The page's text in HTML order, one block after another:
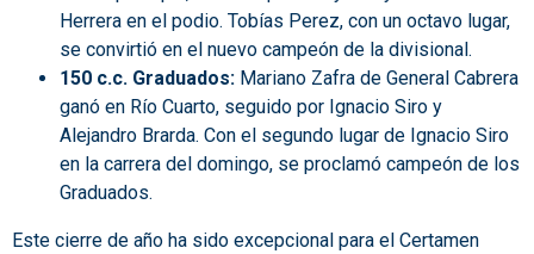
Herrera en el podio. Tobías Perez, con un octavo lugar,
se convirtió en el nuevo campeón de la divisional.
150 c.c. Graduados: Mariano Zafra de General Cabrera
ganó en Río Cuarto, seguido por Ignacio Siro y
Alejandro Brarda. Con el segundo lugar de Ignacio Siro
en la carrera del domingo, se proclamó campeón de los
Graduados.
Este cierre de año ha sido excepcional para el Certamen